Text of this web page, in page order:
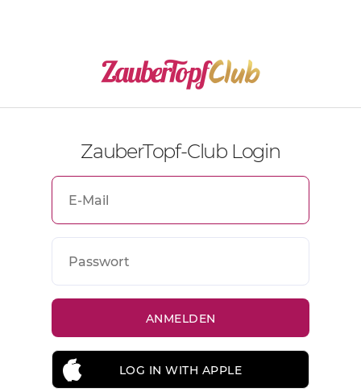
ZauberTopf-Club Login
LOG IN WITH APPLE